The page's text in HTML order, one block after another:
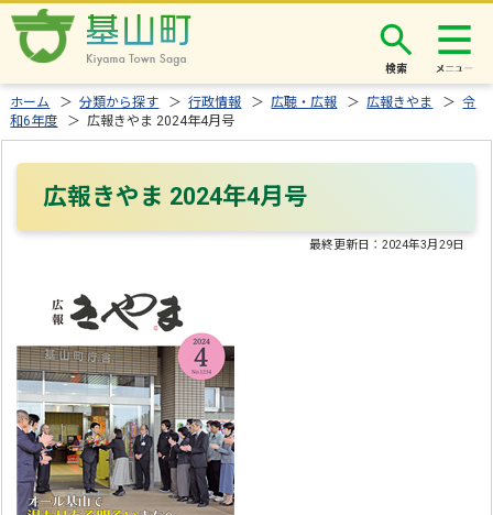
検索
ホーム ＞分類から探す ＞行政情報 ＞広聴・広報 ＞広報きやま ＞令
和6年度 ＞ 広報きやま 2024年4月号
広報きやま 2024年4月号
最終更新日：2024年3月29日